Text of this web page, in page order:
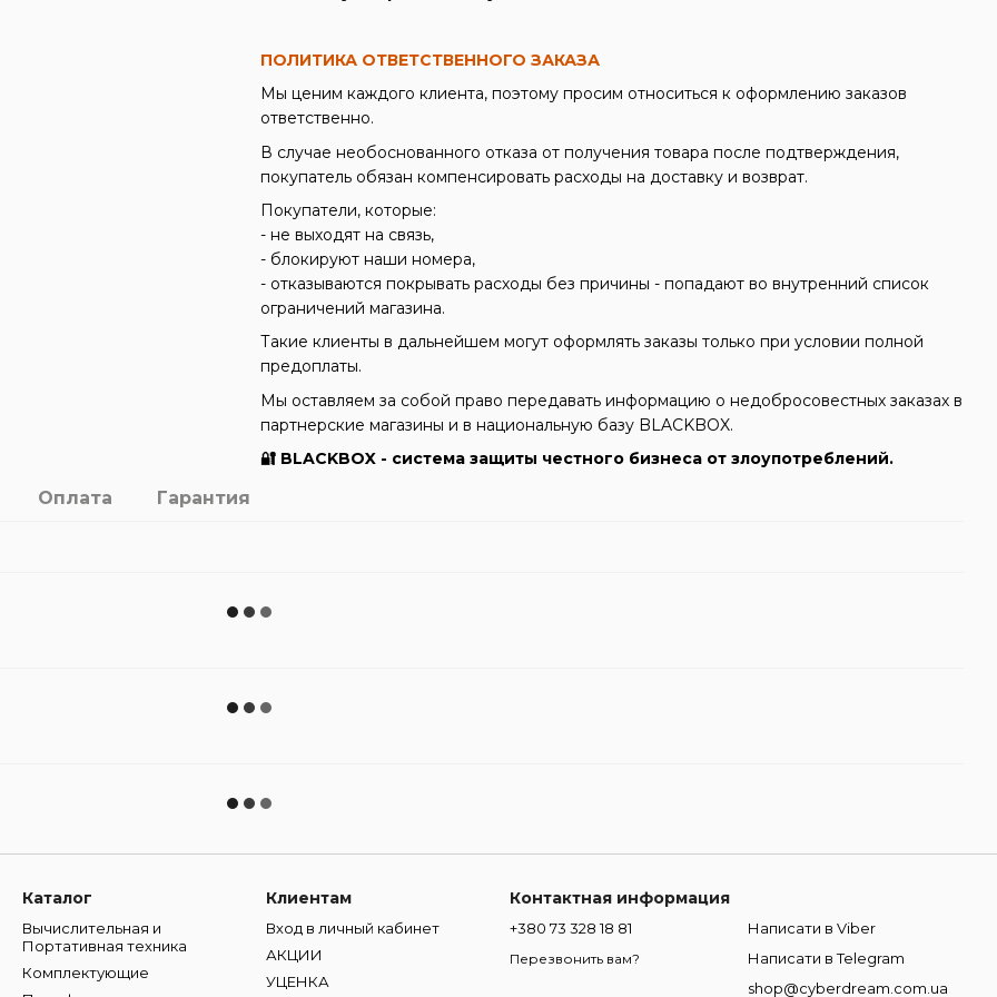
ПОЛИТИКА ОТВЕТСТВЕННОГО ЗАКАЗА
Мы ценим каждого клиента, поэтому просим относиться к оформлению заказов
ответственно.
В случае необоснованного отказа от получения товара после подтверждения,
покупатель обязан компенсировать расходы на доставку и возврат.
Покупатели, которые:
- не выходят на связь,
- блокируют наши номера,
- отказываются покрывать расходы без причины - попадают во внутренний список
ограничений магазина.
Такие клиенты в дальнейшем могут оформлять заказы только при условии полной
предоплаты.
Мы оставляем за собой право передавать информацию о недобросовестных заказах в
партнерские магазины и в национальную базу BLACKBOX.
🔐 BLACKBOX - система защиты честного бизнеса от злоупотреблений.
Оплата Гарантия
Каталог
Вычислительная и
Портативная техника
Комплектующие
Клиентам
Вход в личный кабинет
АКЦИИ
УЦЕНКА
Контактная информация
+380 73 328 18 81
Перезвонить вам?
Написати в Viber
Написати в Telegram
shop@cyberdream.com.ua